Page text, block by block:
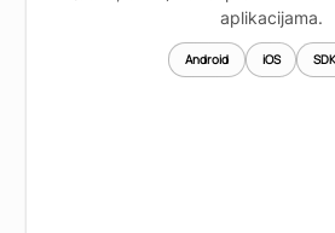
aplikacijama.
Android iOS